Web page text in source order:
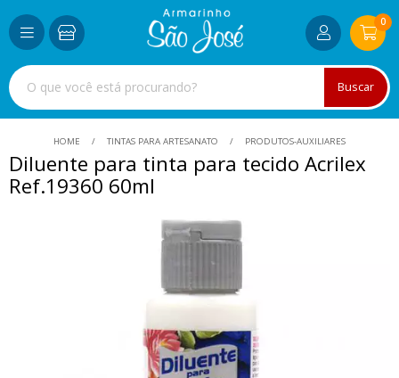
Buscar
0
HOME TINTAS PARA ARTESANATO PRODUTOS-AUXILIARES
Diluente para tinta para tecido Acrilex
Ref.19360 60ml